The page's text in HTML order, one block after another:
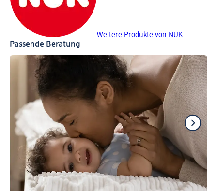
Weitere Produkte von NUK
Passende Beratung